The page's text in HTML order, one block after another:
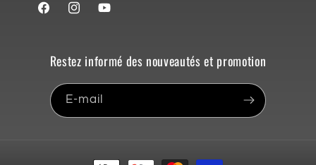
FacebookInstagramYouTube
Restez informé des nouveautés et promotion
E-mail
Moyens